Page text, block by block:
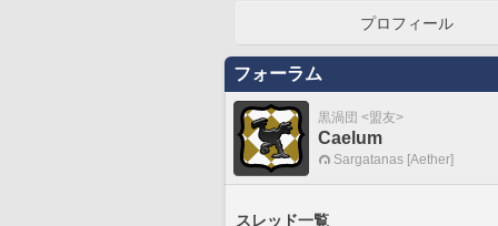
プロフィール
フォーラム
黒渦団 <盟友>
Caelum
Sargatanas [Aether]
スレッド一覧